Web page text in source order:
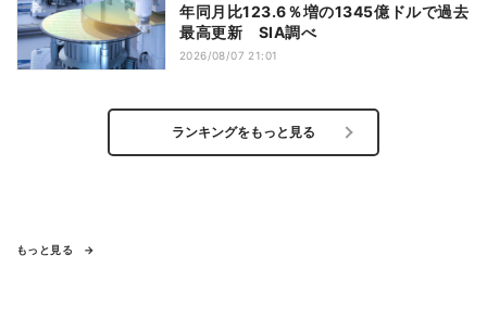
年同月比123.6％増の1345億ドルで過去
最高更新 SIA調べ
2026/08/07 21:01
ランキングをもっと見る
もっと見る